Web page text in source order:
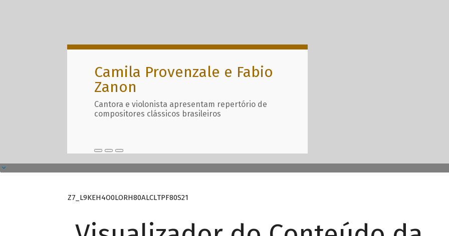
Camila Provenzale e Fabio
Zanon
Cantora e violonista apresentam repertório de
compositores clássicos brasileiros
Z7_L9KEH4O0LORH80ALCLTPF80S21